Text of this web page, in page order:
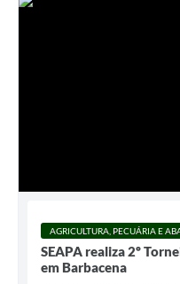
Carta de Serviços
Arquivos para Download
Legislação
AGRICULTURA, PECUÁRIA E
SEAPA realiza 2º
em Barbacena